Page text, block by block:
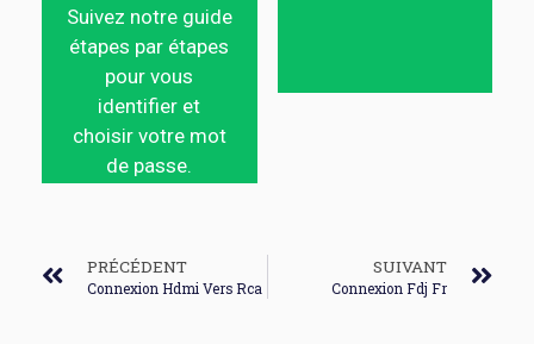
Suivez notre guide
étapes par étapes
pour vous
identifier et
choisir votre mot
de passe.
PRÉCÉDENT
Connexion Hdmi Vers Rca
SUIVANT
Connexion Fdj Fr